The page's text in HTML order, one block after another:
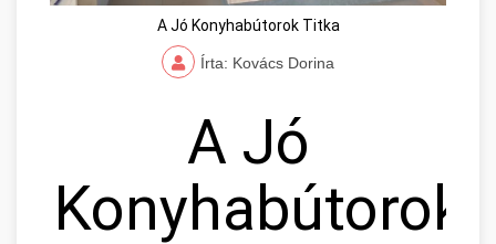
A Jó Konyhabútorok Titka
Írta: Kovács Dorina
A Jó
Konyhabútorok